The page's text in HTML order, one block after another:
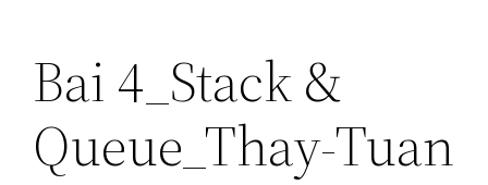
Bai 4_Stack &
Queue_Thay-Tuan